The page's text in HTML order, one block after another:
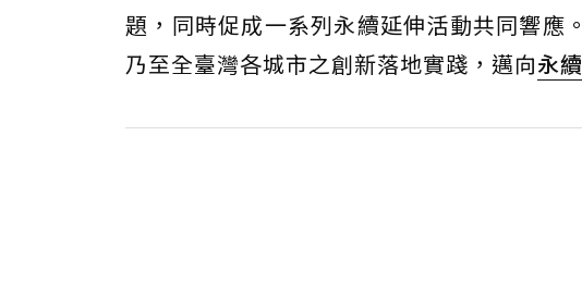
題，同時促成一系列永續延伸活動共同響應
乃至全臺灣各城市之創新落地實踐，邁向永